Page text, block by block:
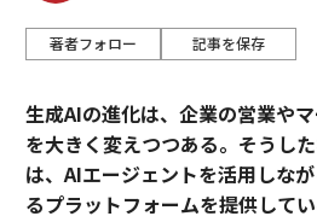
著者フォロー 記事を保存
生成AIの進化は、企業の営業や
を大きく変えつつある。そうし
は、AIエージェントを活用しな
るプラットフォームを提供してい